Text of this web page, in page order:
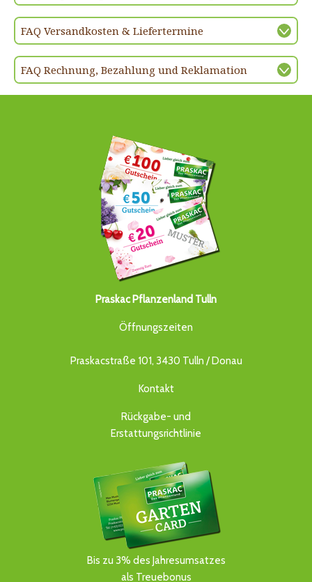
FAQ Versandkosten & Liefertermine
FAQ Rechnung, Bezahlung und Reklamation
Praskac Pflanzenland Tulln
Öffnungszeiten
Praskacstraße 101, 3430 Tulln / Donau
Kontakt
Rückgabe- und
Erstattungsrichtlinie
Bis zu 3% des Jahresumsatzes
als Treuebonus